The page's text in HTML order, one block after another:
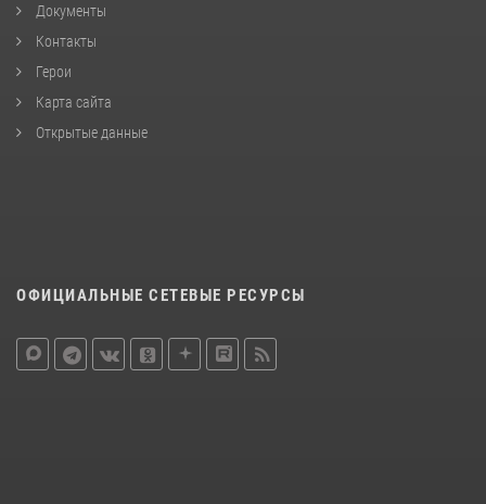
Документы
Контакты
Герои
Карта сайта
Открытые данные
ОФИЦИАЛЬНЫЕ СЕТЕВЫЕ РЕСУРСЫ